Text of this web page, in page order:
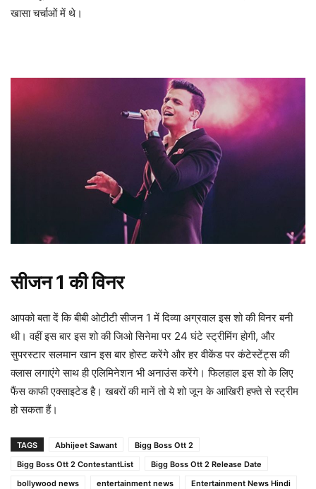
खासा चर्चाओं में थे।
सीजन 1 की विनर
आपको बता दें कि बीबी ओटीटी सीजन 1 में दिव्या अग्रवाल इस शो की विनर बनी
थी। वहीं इस बार इस शो की जिओ सिनेमा पर 24 घंटे स्ट्रीमिंग होगी, और
सुपरस्टार सलमान खान इस बार होस्ट करेंगे और हर वीकेंड पर कंटेस्टेंट्स की
क्लास लगाएंगे साथ ही एलिमिनेशन भी अनाउंस करेंगे। फिलहाल इस शो के लिए
फैंस काफी एक्साइटेड है। खबरों की मानें तो ये शो जून के आखिरी हफ्ते से स्ट्रीम
हो सकता हैं।
TAGS Abhijeet Sawant
Bigg Boss Ott 2
Bigg Boss Ott 2 ContestantList
Bigg Boss Ott 2 Release Date
bollywood news
entertainment news
Entertainment News Hindi